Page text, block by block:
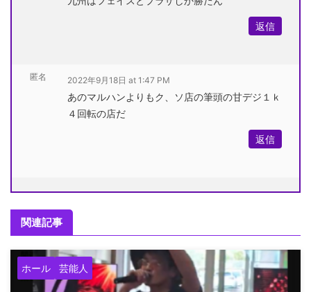
返信
匿名 2022年9月18日 at 1:47 PM
あのマルハンよりもク、ソ店の筆頭の甘デジ１ｋ
４回転の店だ
返信
関連記事
ホール 芸能人